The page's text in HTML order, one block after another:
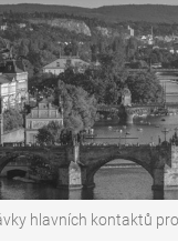
hlavních kontaktů